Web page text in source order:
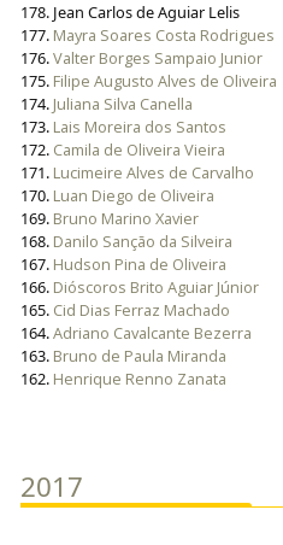
178. Jean Carlos de Aguiar Lelis
177. Mayra Soares Costa Rodrigues
176.Valter Borges Sampaio Junior
175. Filipe Augusto Alves de Oliveira
174. Juliana Silva Canella
173. Lais Moreira dos Santos
172. Camila de Oliveira Vieira
171. Lucimeire Alves de Carvalho
170. Luan Diego de Oliveira
169. Bruno Marino Xavier
168. Danilo Sanção da Silveira
167. Hudson Pina de Oliveira
166. Dióscoros Brito Aguiar Júnior
165. Cid Dias Ferraz Machado
164.Adriano Cavalcante Bezerra
163. Bruno de Paula Miranda
162. Henrique Renno Zanata
2017